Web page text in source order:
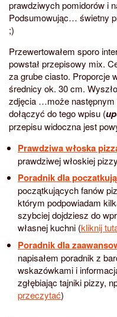
prawdziwych pomidorów i
Podsumowując… świetny
;)
Przewertowałem sporo
powstał przepisowy mix.
za grube ciasto. Proporcje
średnicy ok. 30 cm.
zdjęcia …może następnym
dołączyć do tego wpisu (
przepisu widoczna jest
Prawdziwa włoska
prawdziwej włoskiej pizzy
Poradnik dla
początkujących fanów
którym podpowiadam
szybciej dojdziesz do
własnej kuchni (kliknij
Poradnik dla
napisałem poradnik z
wskazówkami i
zgłębiając tajniki pizzy,
przeczytać)